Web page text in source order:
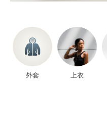
外套 上衣